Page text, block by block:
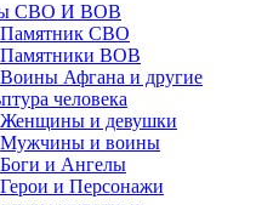
СВО И ВОВ
Памятник СВО
Памятники ВОВ
Воины Афгана и другие
человека
Женщины и девушки
Мужчины и воины
Боги и Ангелы
Герои и Персонажи